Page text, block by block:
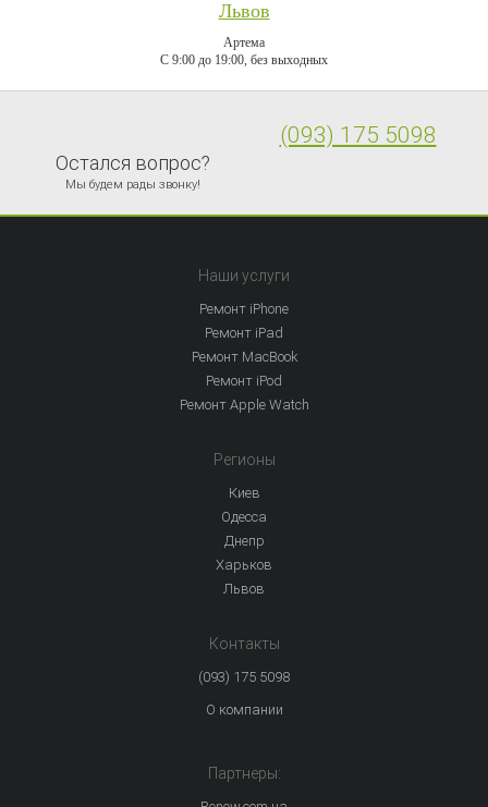
Львов
Артема
C 9:00 до 19:00, без выходных
Остался вопрос?
Мы будем рады звонку!
(093) 175 5098
Наши услуги
Ремонт iPhone
Ремонт iPad
Ремонт MacBook
Ремонт iPod
Ремонт Apple Watch
Регионы
Киев
Одесса
Днепр
Харьков
Львов
Контакты
(093) 175 5098
О компании
Партнеры: